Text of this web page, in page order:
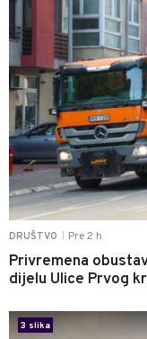
DRUŠTVO Pre 2 h
Privremena
dijelu Ulice Prvog
3 slika